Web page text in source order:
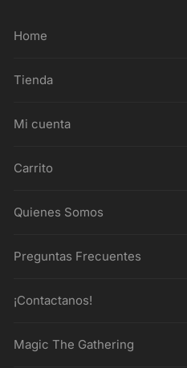
Home
Tienda
Mi cuenta
Carrito
Quienes Somos
Preguntas Frecuentes
¡Contactanos!
Magic The Gathering